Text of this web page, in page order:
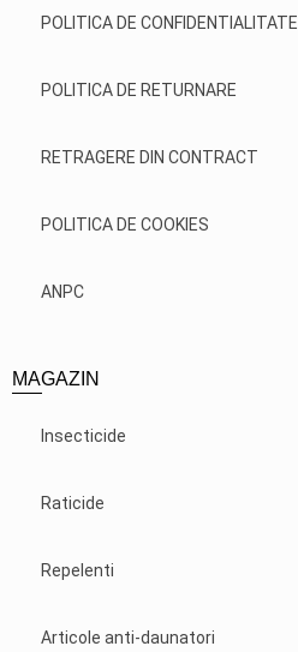
POLITICA DE CONFIDENTIALITATE
POLITICA DE RETURNARE
RETRAGERE DIN CONTRACT
POLITICA DE COOKIES
ANPC
MAGAZIN
Insecticide
Raticide
Repelenti
Articole anti-daunatori